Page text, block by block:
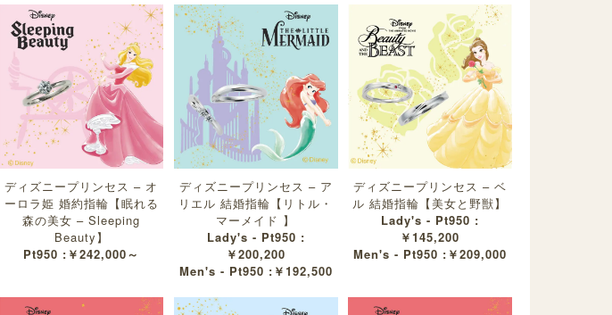
ディズニープリンセス – オ
ーロラ姫 婚約指輪【眠れる
森の美女 – Sleeping
Beauty】
Pt950 :￥242,000～
ディズニープリンセス – ア
リエル 結婚指輪【リトル・
マーメイド 】
Lady's - Pt950 :
￥200,200
Men's - Pt950 :￥192,500
ディズニープリンセス – ベ
ル 結婚指輪【美女と野獣】
Lady's - Pt950 :
￥145,200
Men's - Pt950 :￥209,000